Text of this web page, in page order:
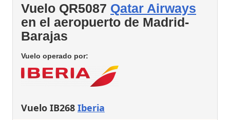
Vuelo QR5087 Qatar Airways
en el aeropuerto de Madrid-
Barajas
Vuelo operado por:
Vuelo IB268 Iberia